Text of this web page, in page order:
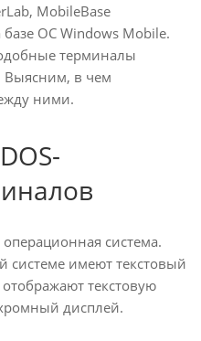
MobileBase
ОС Windows Mobile.
терминалы
Выясним, в чем
ними.
операционная система.
системе имеют текстовый
текстовую
дисплей.